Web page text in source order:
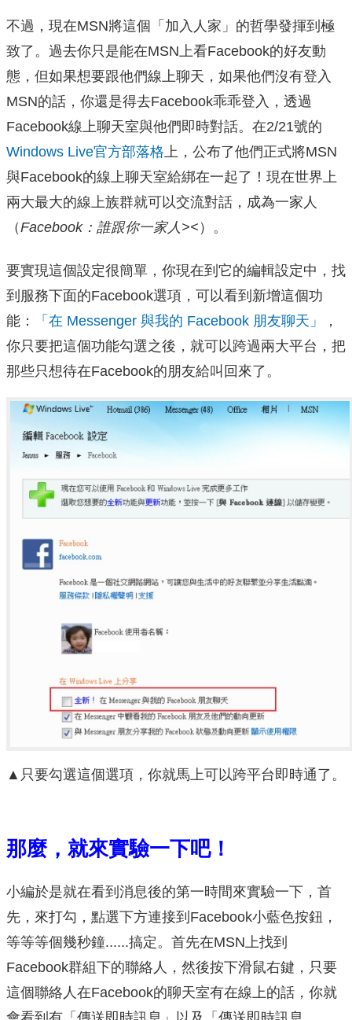
不過，現在MSN將這個「加入人家」的哲學發揮到極
致了。過去你只是能在MSN上看Facebook的好友動
態，但如果想要跟他們線上聊天，如果他們沒有登入
MSN的話，你還是得去Facebook乖乖登入，透過
Facebook線上聊天室與他們即時對話。在2/21號的
Windows Live官方部落格 上，公布了他們正式將MSN
與Facebook的線上聊天室給綁在一起了！現在世界上
兩大最大的線上族群就可以交流對話，成為一家人
（Facebook：誰跟你一家人>< ）。
要實現這個設定很簡單，你現在到它的編輯設定中，找
到服務下面的Facebook選項，可以看到新增這個功
能：
「在 Messenger 與我的 Facebook 朋友聊天」
，
你只要把這個功能勾選之後，就可以跨過兩大平台，把
那些只想待在Facebook的朋友給叫回來了。
▲只要勾選這個選項，你就馬上可以跨平台即時通了。
那麼，就來實驗一下吧！
小編於是就在看到消息後的第一時間來實驗一下，首
先，來打勾，點選下方連接到Facebook小藍色按鈕，
等等等個幾秒鐘......搞定。首先在MSN上找到
Facebook群組下的聯絡人，然後按下滑鼠右鍵，只要
這個聯絡人在Facebook的聊天室有在線上的話，你就